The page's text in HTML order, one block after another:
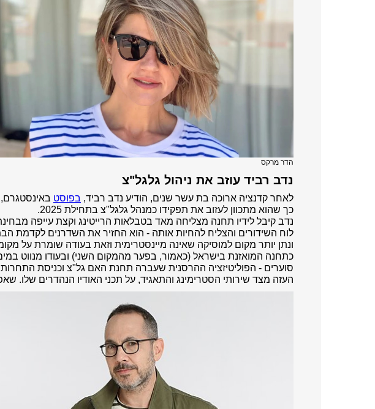
הדר מרקס
נדב רביד עוזב את ניהול גלגל"צ
לאחר קדנציה ארוכה בת עשר שנים, הודיע נדב רביד, בפוסט
כך שהוא מתכוון לעזוב את תפקידו כמנהל גלגל"צ בתחילת 2025.
נדב קיבל לידיו תחנה מצליחה מאד בטבלאות הרייטינג וקצת עייפה
לוח השידורים והצליח להחיות אותה - הוא החזיר את השדרנים לקדמת
ונתן יותר מקום למוסיקה שאינה מיינסטרימית וזאת בעודה שומרת על
כתחנה המואזנת בישראל (כאמור, בפער מהמקום השני) ובעודו מנווט
סוערים - הפוליטיזציה ההרסנית שעברה תחנת האם גל"צ וכניסת התחרות
העזה מצד שירותי הסטרימינג והתאגיד, על תכני האודיו הנהדרים שלו.